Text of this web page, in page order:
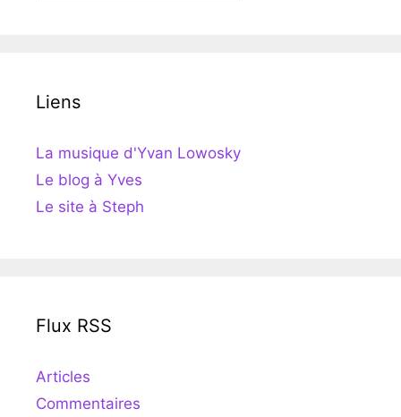
Liens
La musique d'Yvan Lowosky
Le blog à Yves
Le site à Steph
Flux RSS
Articles
Commentaires